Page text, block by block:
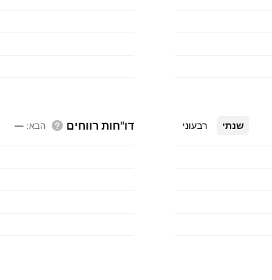
שנתי רבעוני דו"חות רווחים הבא:
—